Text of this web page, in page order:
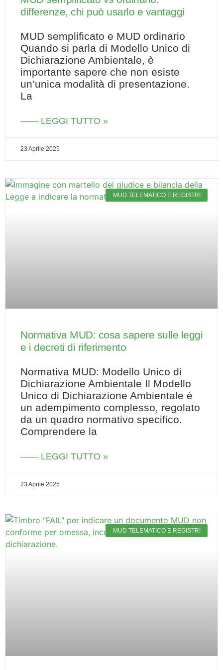
differenze, chi può usarlo e vantaggi
MUD semplificato e MUD ordinario
Quando si parla di Modello Unico di
Dichiarazione Ambientale, è
importante sapere che non esiste
un’unica modalità di presentazione.
La
—— LEGGI TUTTO »
23 Aprile 2025
MUD TELEMATICO E REGISTRI
Normativa MUD: cosa sapere sulle leggi
e i decreti di riferimento
Normativa MUD: Modello Unico di
Dichiarazione Ambientale Il Modello
Unico di Dichiarazione Ambientale è
un adempimento complesso, regolato
da un quadro normativo specifico.
Comprendere la
—— LEGGI TUTTO »
23 Aprile 2025
MUD TELEMATICO E REGISTRI